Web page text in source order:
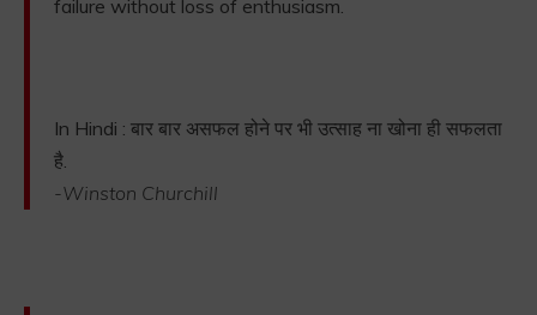
failure without loss of enthusiasm.
In Hindi : बार बार असफल होने पर भी उत्साह ना खोना ही सफलता
है.
-Winston Churchill